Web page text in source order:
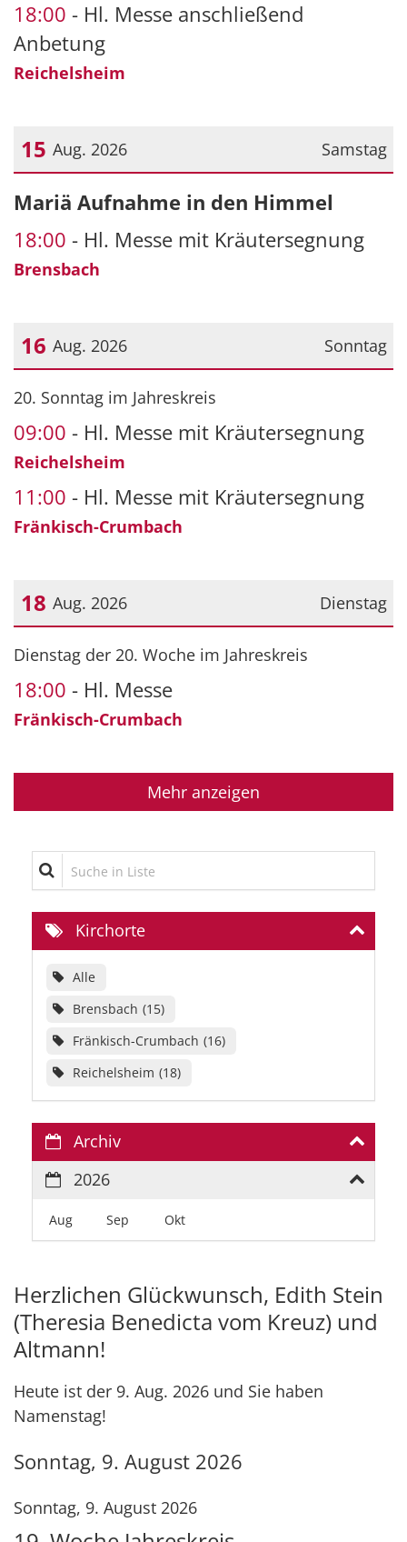
18:00
Hl. Messe anschließend
Anbetung
Reichelsheim
Samstag
15 Aug. 2026
Datum: 15. August 2026
Mariä Aufnahme in den Himmel
18:00
Hl. Messe mit Kräutersegnung
Brensbach
Sonntag
16 Aug. 2026
Datum: 16. August 2026
20. Sonntag im Jahreskreis
09:00 Hl. Messe mit Kräutersegnung
Reichelsheim
11:00 Hl. Messe mit Kräutersegnung
Fränkisch-Crumbach
Dienstag
18 Aug. 2026
Datum: 18. August 2026
Dienstag der 20. Woche im Jahreskreis
18:00 Hl. Messe
Fränkisch-Crumbach
Mehr anzeigen
Suche in Liste
Kirchorte
Alle
Brensbach 15
Fränkisch-Crumbach 16
Reichelsheim 18
Archiv
2026
Aug Sep Okt
Herzlichen Glückwunsch, Edith Stein
(Theresia Benedicta vom Kreuz) und
Altmann!
Heute ist der 9. Aug. 2026 und Sie haben
Namenstag!
Sonntag, 9. August 2026
Sonntag, 9. August 2026